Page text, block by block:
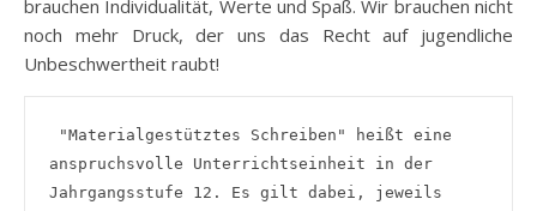
brauchen Individualität, Werte und Spaß. Wir brauchen nicht
noch mehr Druck, der uns das Recht auf jugendliche
Unbeschwertheit raubt!
anspruchsvolle Unterrichtseinheit in der
Jahrgangsstufe 12. Es gilt dabei, jeweils